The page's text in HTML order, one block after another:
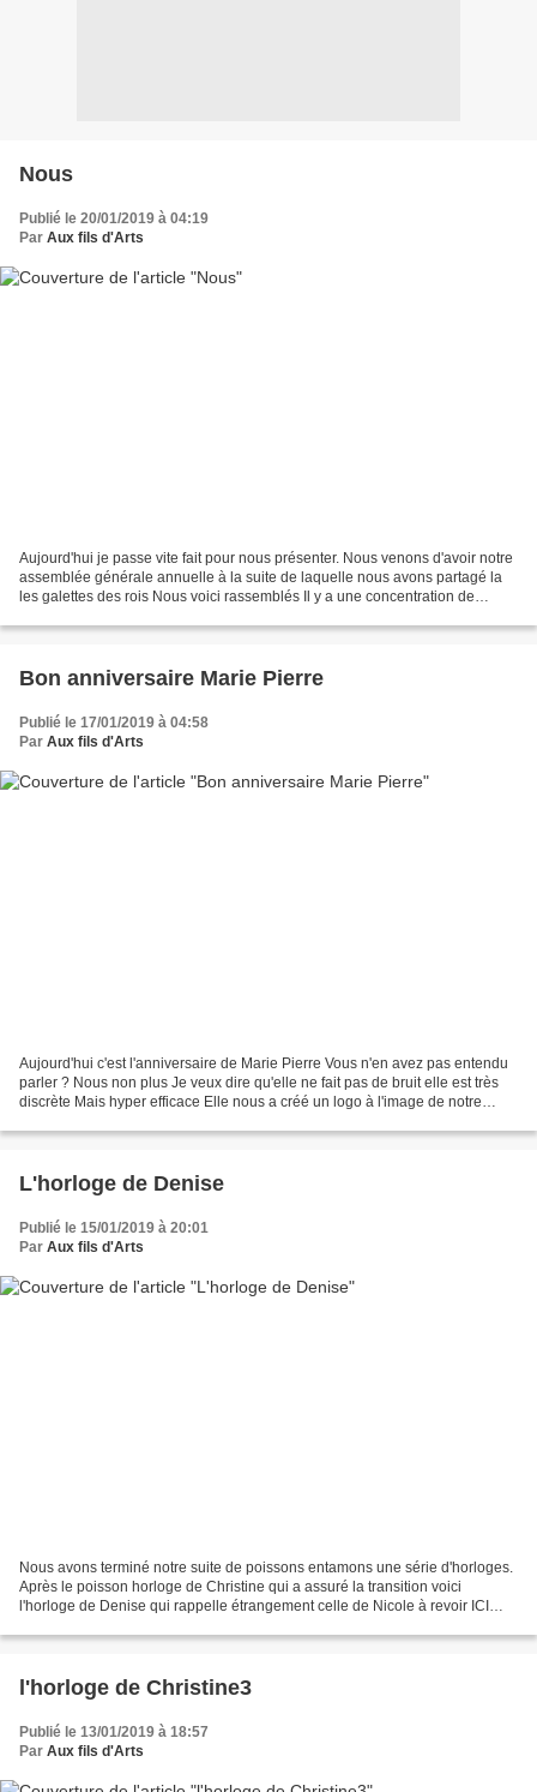
Nous
Publié le 20/01/2019 à 04:19
Par Aux fils d'Arts
Aujourd'hui je passe vite fait pour nous présenter. Nous venons d'avoir notre
assemblée générale annuelle à la suite de laquelle nous avons partagé la
les galettes des rois Nous voici rassemblés Il y a une concentration de
Bon anniversaire Marie Pierre
Publié le 17/01/2019 à 04:58
Par Aux fils d'Arts
Aujourd'hui c'est l'anniversaire de Marie Pierre Vous n'en avez pas entendu
parler ? Nous non plus Je veux dire qu'elle ne fait pas de bruit elle est très
discrète Mais hyper efficace Elle nous a créé un logo à l'image de notre
L'horloge de Denise
Publié le 15/01/2019 à 20:01
Par Aux fils d'Arts
Nous avons terminé notre suite de poissons entamons une série d'horloges.
Après le poisson horloge de Christine qui a assuré la transition voici
l'horloge de Denise qui rappelle étrangement celle de Nicole à revoir ICI
l'horloge de Christine3
Publié le 13/01/2019 à 18:57
Par Aux fils d'Arts